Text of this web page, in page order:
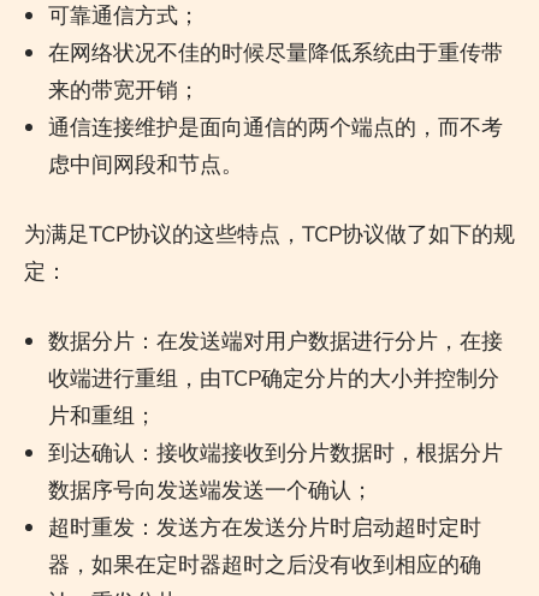
可靠通信方式；
在网络状况不佳的时候尽量降低系统由于重传带
来的带宽开销；
通信连接维护是面向通信的两个端点的，而不考
虑中间网段和节点。
为满足TCP协议的这些特点，TCP协议做了如下的规
定：
数据分片：在发送端对用户数据进行分片，在接
收端进行重组，由TCP确定分片的大小并控制分
片和重组；
到达确认：接收端接收到分片数据时，根据分片
数据序号向发送端发送一个确认；
超时重发：发送方在发送分片时启动超时定时
器，如果在定时器超时之后没有收到相应的确